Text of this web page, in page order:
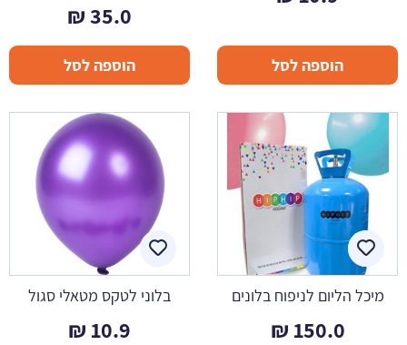
הוספה לסל
35.0
₪
הוספה לסל
מיכל הליום לניפוח בלונים
150.0
₪
בלוני לטקס מטאלי סגול
10.9
₪